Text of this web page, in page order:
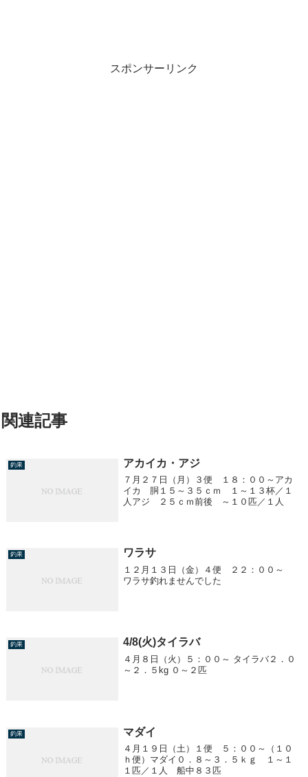
スポンサーリンク
関連記事
釣果 アカイカ・アジ
７月２７日（月）３便 １８：００～アカ
イカ 胴１５～３５ｃｍ １～１３杯／１
人アジ ２５ｃｍ前後 ～１０匹／１人
釣果 ワラサ
１２月１３日（金）４便 ２２：００～
ワラサ釣れませんでした
釣果 4/8(火)タイラバ
４月８日（火）５：００～ タイラバ２．０
～２．５kg ０～２匹
釣果 マダイ
４月１９日（土）１便 ５：００～（１０
ｈ便）マダイ０．８～３．５ｋｇ １～１
１匹／１人 船中８３匹